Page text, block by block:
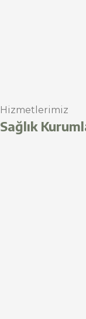
Hizmetlerimiz
Sağlık